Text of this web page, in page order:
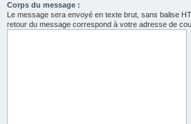
Corps du message :
Le message sera envoyé en texte brut, sans balise
retour du message correspond à votre adresse de